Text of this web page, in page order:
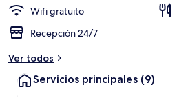
Wifi gratuito
Recepción 24/7
Ver todos
Servicios principales (9)